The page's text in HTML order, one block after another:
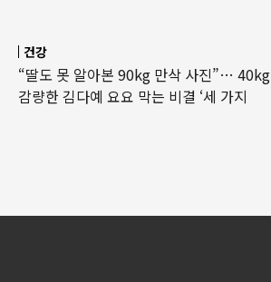
건강
“딸도 못 알아본 90kg 만삭 사진”… 40kg
감량한 김다예 요요 막는 비결 ‘세 가지